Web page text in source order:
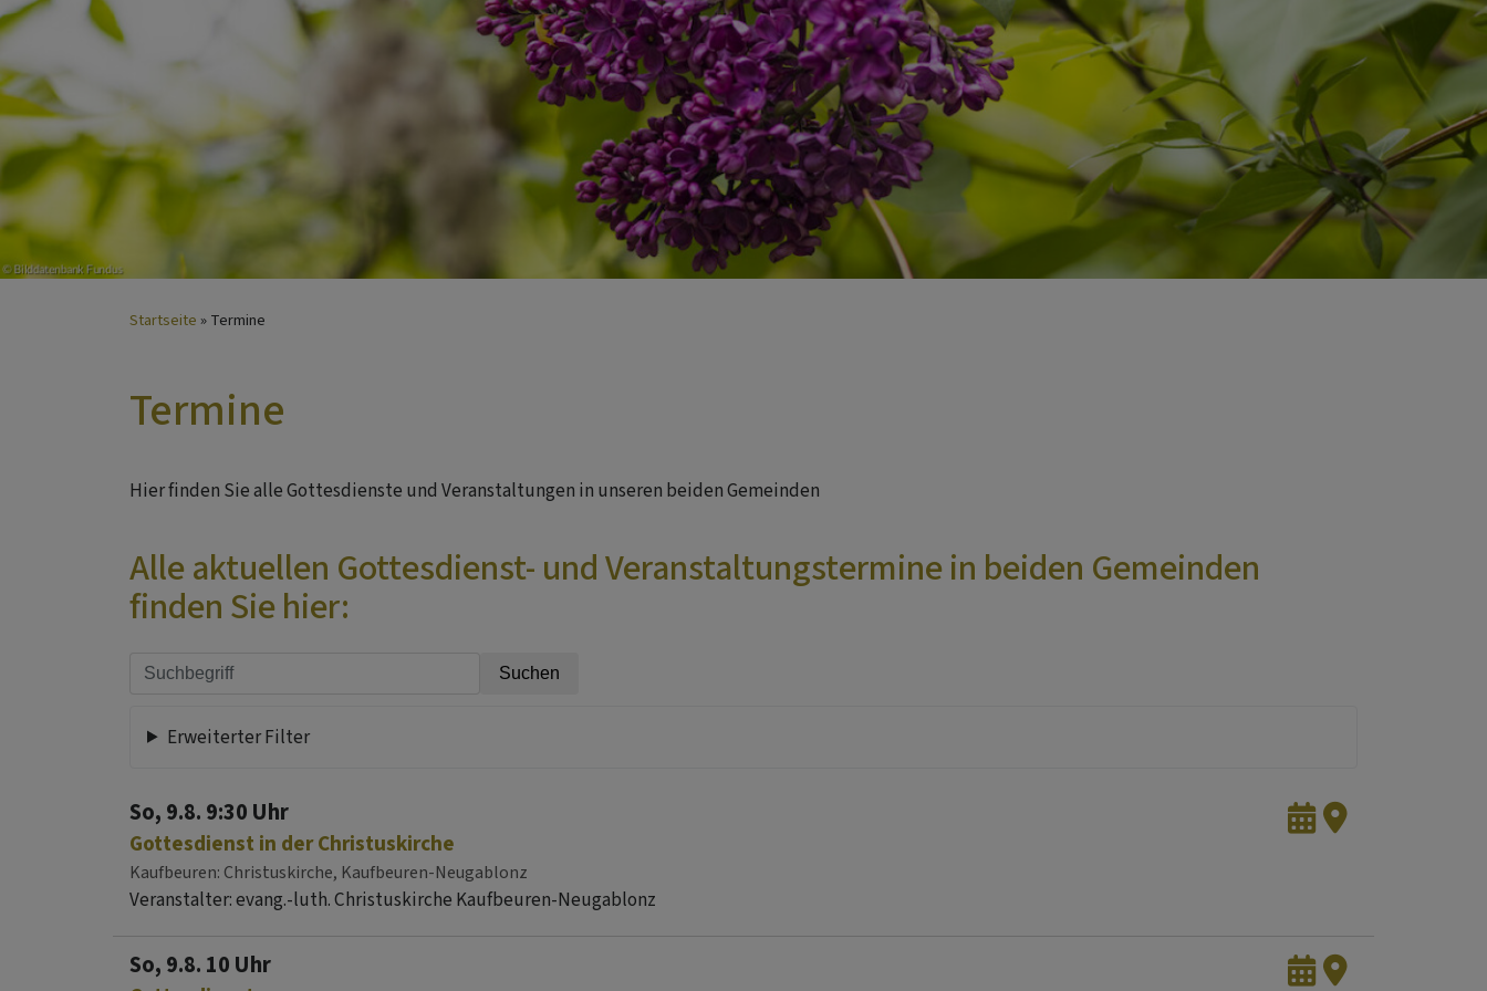
Startseite Termine
Termine
Hier finden Sie alle Gottesdienste und Veranstaltungen in unseren beiden Gemeinden
Alle aktuellen Gottesdienst- und Veranstaltungstermine in beiden Gemeinden
finden Sie hier:
Erweiterter Filter
So, 9.8. 9:30 Uhr
Gottesdienst in der Christuskirche
Kaufbeuren Christuskirche, Kaufbeuren-Neugablonz
Veranstalter: evang.-luth. Christuskirche Kaufbeuren-Neugablonz
So, 9.8. 10 Uhr